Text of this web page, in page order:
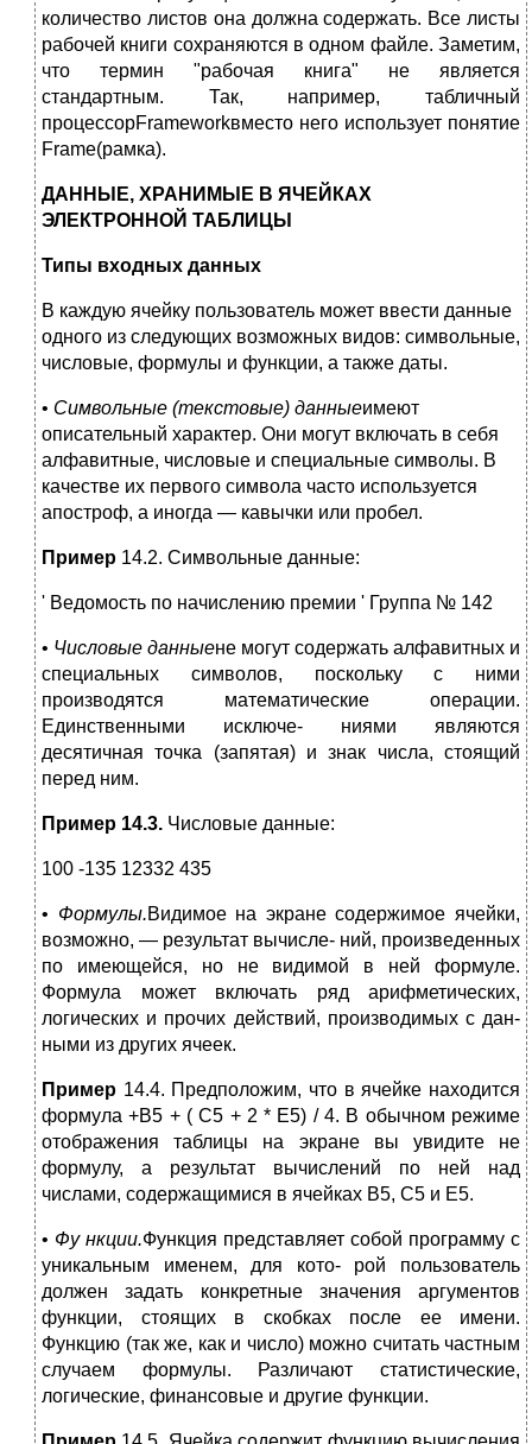
количество листов она должна содержать. Все листы
рабочей книги сохраняются в одном файле. Заметим,
что термин "рабочая книга" не является
стандартным. Так, например, табличный
процессорFrameworkвместо него использует понятие
Frame(рамка).
ДАННЫЕ, ХРАНИМЫЕ В ЯЧЕЙКАХ
ЭЛЕКТРОННОЙ ТАБЛИЦЫ
Типы входных данных
В каждую ячейку пользователь может ввести данные
одного из следующих возможных видов: символьные,
числовые, формулы и функции, а также даты.
• Символьные (текстовые) данныеимеют
описательный характер. Они могут включать в себя
алфавитные, числовые и специальные символы. В
качестве их первого символа часто используется
апостроф, а иногда — кавычки или пробел.
Пример 14.2. Символьные данные:
' Ведомость по начислению премии ' Группа № 142
• Числовые данныене могут содержать алфавитных и
специальных символов, поскольку с ними
производятся математические операции.
Единственными исключе- ниями являются
десятичная точка (запятая) и знак числа, стоящий
перед ним.
Пример 14.3. Числовые данные:
100 -135 12332 435
• Формулы.Видимое на экране содержимое ячейки,
возможно, — результат вычисле- ний, произведенных
по имеющейся, но не видимой в ней формуле.
Формула может включать ряд арифметических,
логических и прочих действий, производимых с дан-
ными из других ячеек.
Пример 14.4. Предположим, что в ячейке находится
формула +В5 + ( С5 + 2 * Е5) / 4. В обычном режиме
отображения таблицы на экране вы увидите не
формулу, а результат вычислений по ней над
числами, содержащимися в ячейках В5, С5 и Е5.
• Фу нкции.Функция представляет собой программу с
уникальным именем, для кото- рой пользователь
должен задать конкретные значения аргументов
функции, стоящих в скобках после ее имени.
Функцию (так же, как и число) можно считать частным
случаем формулы. Различают статистические,
логические, финансовые и другие функции.